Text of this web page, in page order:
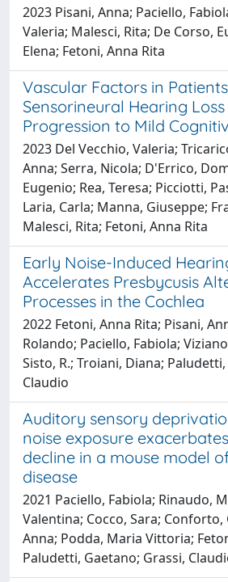
2023 Pisani, Anna; Paciello,
Valeria; Malesci, Rita; De Corso,
Elena; Fetoni, Anna Rita
Vascular Factors in
Sensorineural Hearing
Progression to Mild
2023 Del Vecchio, Valeria;
Anna; Serra, Nicola; D'Errico,
Eugenio; Rea, Teresa; Picciotti,
Laria, Carla; Manna, Giuseppe;
Malesci, Rita; Fetoni, Anna Rita
Early Noise-Induced
Accelerates Presbycusis
Processes in the Cochlea
2022 Fetoni, Anna Rita; Pisani,
Rolando; Paciello, Fabiola;
Sisto, R.; Troiani, Diana;
Claudio
Auditory sensory
noise exposure
decline in a mouse model
disease
2021 Paciello, Fabiola; Rinaudo,
Valentina; Cocco, Sara; Conforto,
Anna; Podda, Maria Vittoria;
Paludetti, Gaetano; Grassi,